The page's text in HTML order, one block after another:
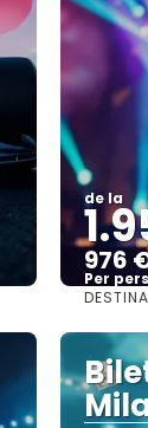
de la
976
Per